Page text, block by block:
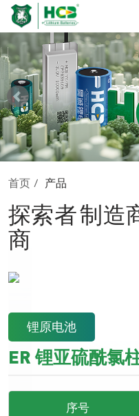
首页 / 产品
探索者制造
商
锂原电池
ER 锂亚硫酰氯
序号